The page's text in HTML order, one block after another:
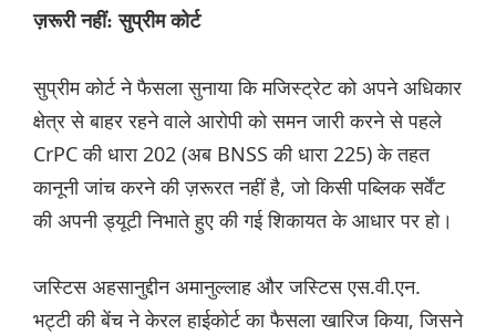
ज़रूरी नहीं: सुप्रीम कोर्ट
सुप्रीम कोर्ट ने फैसला सुनाया कि मजिस्ट्रेट को अपने अधिकार
क्षेत्र से बाहर रहने वाले आरोपी को समन जारी करने से पहले
CrPC की धारा 202 (अब BNSS की धारा 225) के तहत
कानूनी जांच करने की ज़रूरत नहीं है, जो किसी पब्लिक सर्वेंट
की अपनी ड्यूटी निभाते हुए की गई शिकायत के आधार पर हो।
जस्टिस अहसानुद्दीन अमानुल्लाह और जस्टिस एस.वी.एन.
भट्टी की बेंच ने केरल हाईकोर्ट का फैसला खारिज किया, जिसने